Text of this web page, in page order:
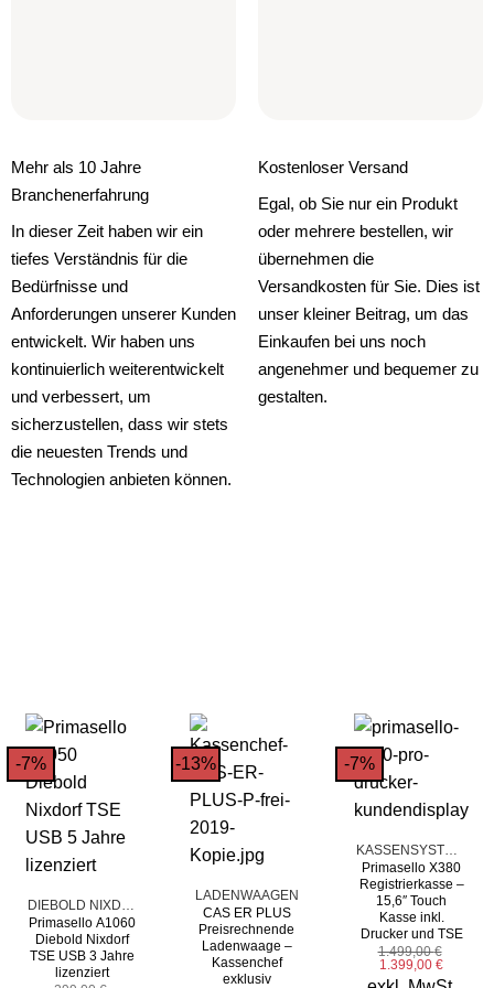
Mehr als 10 Jahre
Branchenerfahrung
In dieser Zeit haben wir ein
tiefes Verständnis für die
Bedürfnisse und
Anforderungen unserer Kunden
entwickelt. Wir haben uns
kontinuierlich weiterentwickelt
und verbessert, um
sicherzustellen, dass wir stets
die neuesten Trends und
Technologien anbieten können.
Kostenloser Versand
Egal, ob Sie nur ein Produkt
oder mehrere bestellen, wir
übernehmen die
Versandkosten für Sie. Dies ist
unser kleiner Beitrag, um das
Einkaufen bei uns noch
angenehmer und bequemer zu
gestalten.
-7%
Primasello A1060
Diebold Nixdorf
TSE USB 3 Jahre
lizenziert
-13%
LADENWAAGEN
CAS ER PLUS
Preisrechnende
Ladenwaage –
Kassenchef
exklusiv
-7%
Primasello X380
Registrierkasse –
15,6″ Touch
Kasse inkl.
Drucker und TSE
1.499,00€
Ursprünglicher
Preis
1.399,00€
Preis